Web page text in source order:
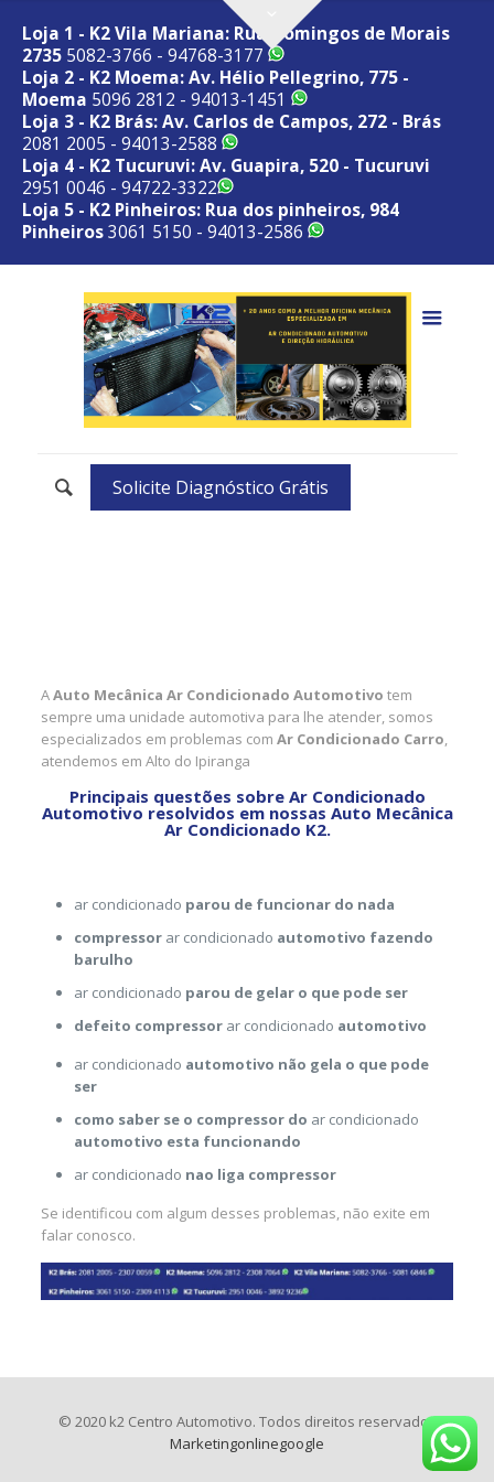
Loja 1 - K2 Vila Mariana: Rua Domingos de Morais
2735 5082-3766 - 94768-3177
Loja 2 - K2 Moema: Av. Hélio Pellegrino, 775 -
Moema 5096 2812 - 94013-1451
Loja 3 - K2 Brás: Av. Carlos de Campos, 272 - Brás
2081 2005 - 94013-2588
Loja 4 - K2 Tucuruvi: Av. Guapira, 520 - Tucuruvi
2951 0046 - 94722-3322
Loja 5 - K2 Pinheiros: Rua dos pinheiros, 984
Pinheiros3061 5150 - 94013-2586
Solicite Diagnóstico Grátis
AAuto Mecânica Ar Condicionado Automotivo tem
sempre uma unidade automotiva para lhe atender, somos
especializados em problemas comAr Condicionado Carro,
atendemos em Alto do Ipiranga
Principais questões sobre Ar Condicionado
Automotivo resolvidos em nossas Auto Mecânica
Ar Condicionado K2.
ar condicionado parou de funcionar do nada
compressor ar condicionado automotivo fazendo
barulho
ar condicionado parou de gelar o que pode ser
defeito compressor ar condicionado automotivo
ar condicionado automotivo não gela o que pode
ser
como saber se o compressor do ar condicionado
automotivo esta funcionando
ar condicionado nao liga compressor
Se identificou com algum desses problemas, não exite em
falar conosco.
© 2020 k2 Centro Automotivo. Todos direitos reservados
Marketingonlinegoogle